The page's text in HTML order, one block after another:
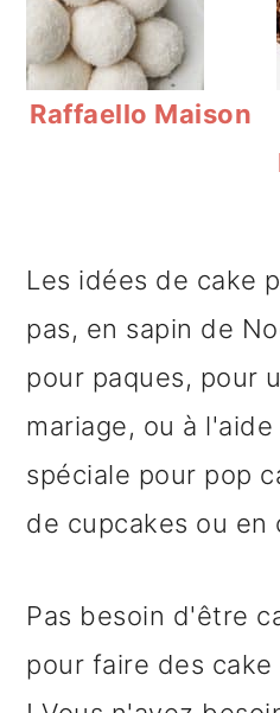
Raffaello Maison
Les idées de cake
pas, en sapin de
pour paques, pour
mariage, ou à
spéciale pour pop
de cupcakes ou en
Pas besoin d'être
pour faire des cake